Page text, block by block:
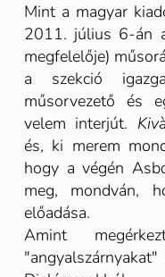
Mint a magyar
2011. július 6-án
megfelelője)
a szekció
műsorvezető és
velem interjút.
és, ki merem
hogy a végén
meg, mondván,
előadása.
Amint